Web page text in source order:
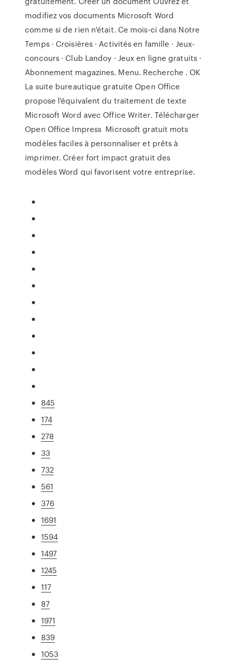
modifiez vos documents Microsoft Word
comme si de rien n'était. Ce mois-ci dans Notre
Temps · Croisières · Activités en famille · Jeux-
concours · Club Landoy · Jeux en ligne gratuits ·
Abonnement magazines. Menu. Recherche . OK
La suite bureautique gratuite Open Office
propose l'équivalent du traitement de texte
Microsoft Word avec Office Writer. Télécharger
Open Office Impress Microsoft gratuit mots
modèles faciles à personnaliser et prêts à
imprimer. Créer fort impact gratuit des
modèles Word qui favorisent votre entreprise.
845
174
278
33
732
561
376
1691
1594
1497
1245
117
87
1971
839
1053